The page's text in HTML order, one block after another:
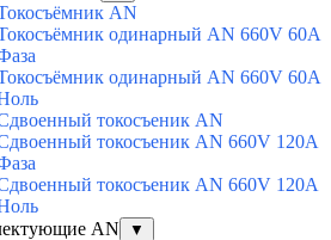
AN
одинарный AN 660V 60A
одинарный AN 660V 60A
токосъеник AN
токосъеник AN 660V 120A
токосъеник AN 660V 120A
AN
▼